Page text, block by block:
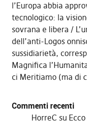
l’Europa abbia
tecnologico: la
sovrana e libera
dell’anti-Logos
sussidiarietà,
Magnifica
ci Meritiamo (ma di
Commenti recenti
HorreC su